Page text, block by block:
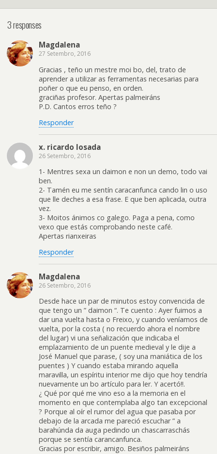
3 responses
Magdalena
27 Setembro, 2016
Gracias , teño un mestre moi bo, del, trato de
aprender a utilizar as ferramentas necesarias para
poñer o que eu penso, en orden.
graciñas profesor. Apertas palmeiráns
P.D. Cantos erros teño ?
Responder
x. ricardo losada
26 Setembro, 2016
1- Mentres sexa un daimon e non un demo, todo vai
ben.
2- Tamén eu me sentín caracanfunca cando lin o uso
que lle deches a esa frase. E que ben aplicada, outra
vez.
3- Moitos ánimos co galego. Paga a pena, como
vexo que estás comprobando neste café.
Apertas rianxeiras
Responder
Magdalena
26 Setembro, 2016
Desde hace un par de minutos estoy convencida de
que tengo un ” daimon “. Te cuento : Ayer fuimos a
dar una vuelta hasta o Freixo, y cuando veníamos de
vuelta, por la costa ( no recuerdo ahora el nombre
del lugar) vi una señalización que indicaba el
emplazamiento de un puente medieval y le dije a
José Manuel que parase, ( soy una maniática de los
puentes ) Y cuando estaba mirando aquella
maravilla, un espíritu interior me dijo que hoy tendría
nuevamente un bo artículo para ler. Y acertó!!.
¿ Qué por qué me vino eso a la memoria en el
momento en que contemplaba algo tan excepcional
? Porque al oír el rumor del agua que pasaba por
debajo de la arcada me pareció escuchar ” a
barahúnda da auga pedindo un chascarraschás
porque se sentía carancanfunca.
Gracias por escribir, amigo. Besiños palmeiráns